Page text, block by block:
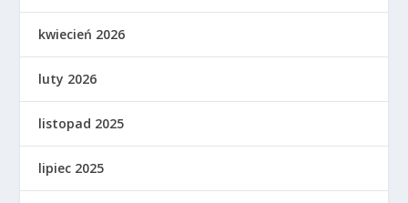
kwiecień 2026
luty 2026
listopad 2025
lipiec 2025